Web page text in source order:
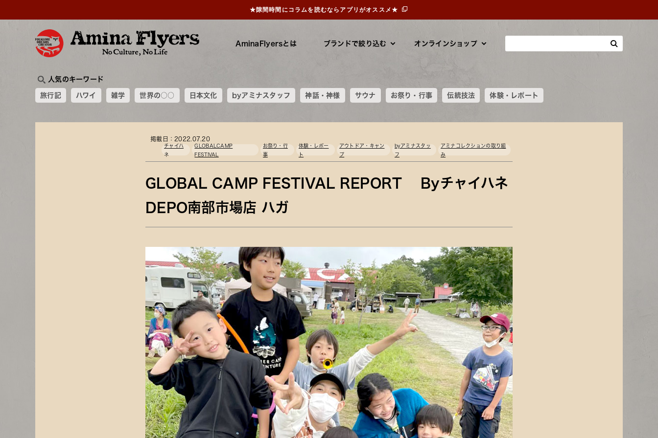
AminaFlyersとは ブランドで絞り込む オンラインショップ
人気のキーワード
旅行記 ハワイ 雑学 世界の○○ 日本文化 byアミナスタッフ 神話・神様 サウナ お祭り・行事 伝統技法 体験・レポート
★隙間時間にコラムを読むならアプリがオススメ★
掲載日：2022.07.20
チャイハ
ネ
GLOBALCAMP
FESTIVAL
お祭り・行
事
体験・レポー
ト
アウトドア・キャン
プ
byアミナスタッ
フ
アミナコレクションの取り組
み
GLOBAL CAMP FESTIVAL REPORT Byチャイハネ
DEPO南部市場店 ハガ